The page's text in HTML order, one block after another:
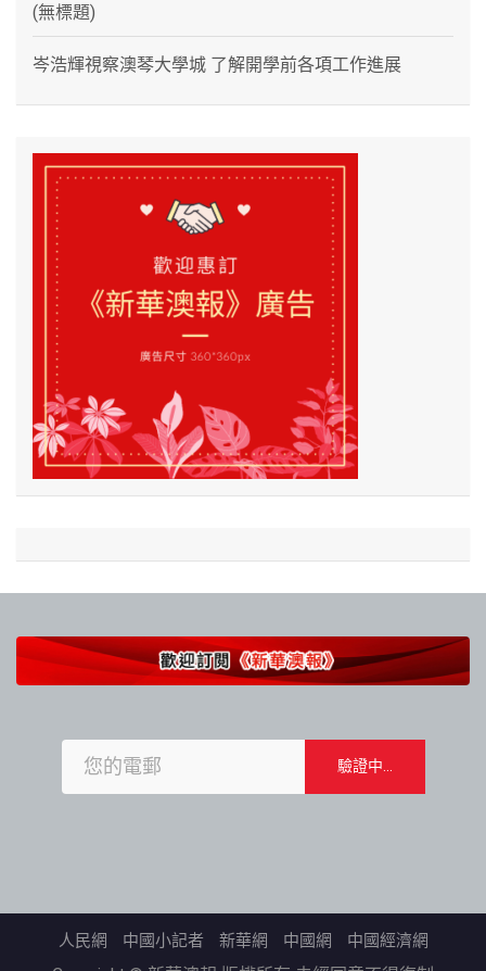
(無標題)
岑浩輝視察澳琴大學城 了解開學前各項工作進展
人民網 中國小記者 新華網 中國網 中國經濟網